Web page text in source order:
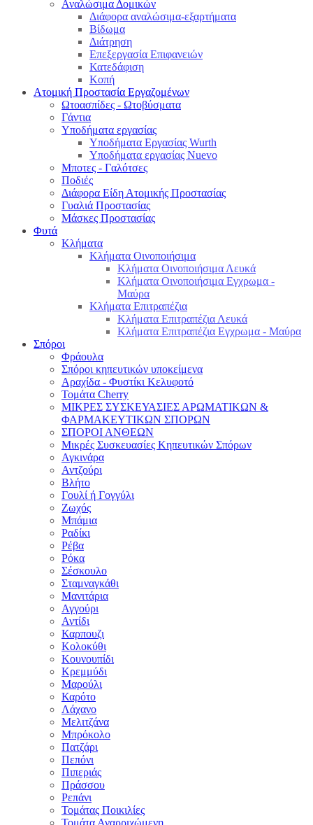
Αναλώσιμα Δομικών
Διάφορα αναλώσιμα-εξαρτήματα
Βίδωμα
Διάτρηση
Επεξεργασία Επιφανειών
Κατεδάφιση
Κοπή
Ατομική Προστασία Εργαζομένων
Ωτοασπίδες - Ωτοβύσματα
Γάντια
Υποδήματα εργασίας
Υποδήματα Εργασίας Wurth
Υποδήματα εργασίας Nuevo
Μποτες - Γαλότσες
Ποδιές
Διάφορα Είδη Ατομικής Προστασίας
Γυαλιά Προστασίας
Μάσκες Προστασίας
Φυτά
Κλήματα
Κλήματα Οινοποιήσιμα
Κλήματα Οινοποιήσιμα Λευκά
Κλήματα Οινοποιήσιμα Εγχρωμα -
Μαύρα
Κλήματα Επιτραπέζια
Κλήματα Επιτραπέζια Λευκά
Κλήματα Επιτραπέζια Εγχρωμα - Μαύρα
Σπόροι
Φράουλα
Σπόροι κηπευτικών υποκείμενα
Αραχίδα - Φυστίκι Κελυφοτό
Τομάτα Cherry
ΜΙΚΡΕΣ ΣΥΣΚΕΥΑΣΙΕΣ ΑΡΩΜΑΤΙΚΩΝ &
ΦΑΡΜΑΚΕΥΤΙΚΩΝ ΣΠΟΡΩΝ
ΣΠΟΡΟΙ ΑΝΘΕΩΝ
Μικρές Συσκευασίες Κηπευτικών Σπόρων
Αγκινάρα
Αντζούρι
Βλήτο
Γουλί ή Γογγύλι
Ζωχός
Μπάμια
Ραδίκι
Ρέβα
Ρόκα
Σέσκουλο
Σταμναγκάθι
Μανιτάρια
Αγγούρι
Αντίδι
Καρπουζι
Κολοκύθι
Κουνουπίδι
Κρεμμύδι
Μαρούλι
Καρότο
Λάχανο
Μελιτζάνα
Μπρόκολο
Πατζάρι
Πεπόνι
Πιπεριάς
Πράσσου
Ρεπάνι
Τομάτας Ποικιλίες
Τομάτα Αναρριχώμενη